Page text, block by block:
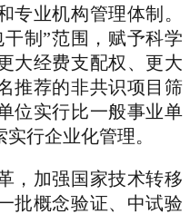
专业机构管理体制。
制”范围，赋予科学
大经费支配权、更大
推荐的非共识项目筛
位实行比一般事业单
行企业化管理。
，加强国家技术转移
批概念验证、中试验